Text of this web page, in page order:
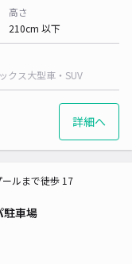
高さ
210cm 以下
クス大型車・SUV
詳細へ
車場
ルまで徒歩 17